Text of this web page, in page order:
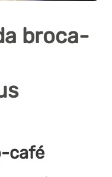
broca-
café